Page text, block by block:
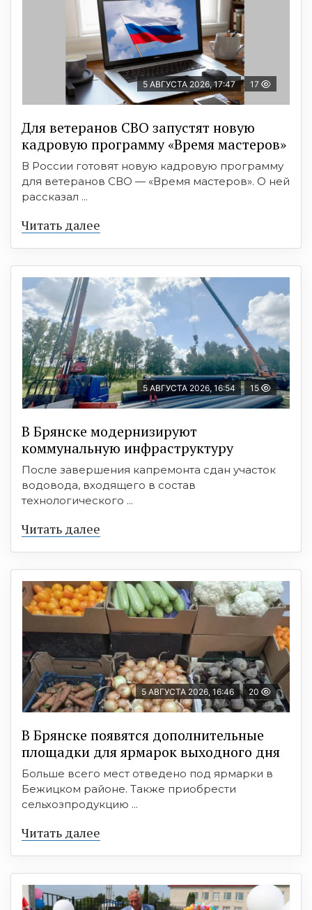
5 АВГУСТА 2026, 17:47 17
Для ветеранов СВО запустят новую
кадровую программу «Время мастеров»
В России готовят новую кадровую программу
для ветеранов СВО — «Время мастеров». О ней
рассказал ...
Читать далее
5 АВГУСТА 2026, 16:54 15
В Брянске модернизируют
коммунальную инфраструктуру
После завершения капремонта сдан участок
водовода, входящего в состав
технологического ...
Читать далее
5 АВГУСТА 2026, 16:46 20
В Брянске появятся дополнительные
площадки для ярмарок выходного дня
Больше всего мест отведено под ярмарки в
Бежицком районе. Также приобрести
сельхозпродукцию ...
Читать далее